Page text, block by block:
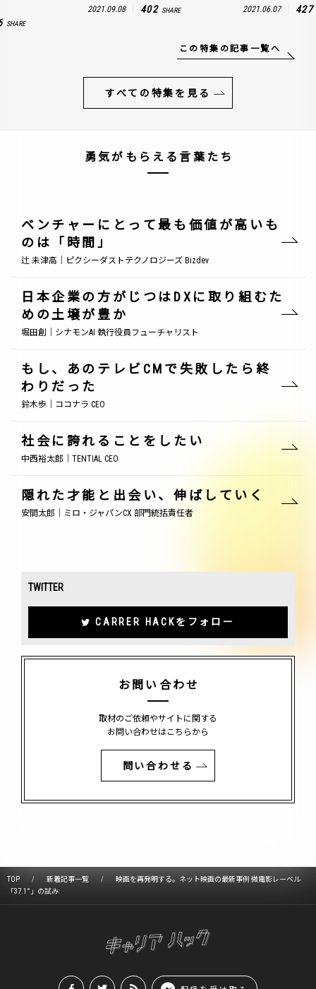
SHARE
2021.09.08 402 SHARE 2021.06.07 427
この特集の記事一覧へ
すべての特集を見る
勇気がもらえる言葉たち
ベンチャーにとって最も価値が高いも
のは「時間」
辻 未津高｜ピクシーダストテクノロジーズ Bizdev
日本企業の方がじつはDXに取り組むた
めの土壌が豊か
堀田創｜シナモンAI 執行役員フューチャリスト
もし、あのテレビCMで失敗したら終
わりだった
鈴木歩｜ココナラ CEO
社会に誇れることをしたい
中西裕太郎｜TENTIAL CEO
隠れた才能と出会い、伸ばしていく
安間太郎｜ミロ・ジャパンCX 部門統括責任者
TWITTER
CARRER HACKをフォロー
お問い合わせ
取材のご依頼やサイトに関する
お問い合わせはこちらから
問い合わせる
TOP 新着記事一覧
映画を再発明する。ネット映画の最新事例 微電影レーベル
「37.1°」の試み